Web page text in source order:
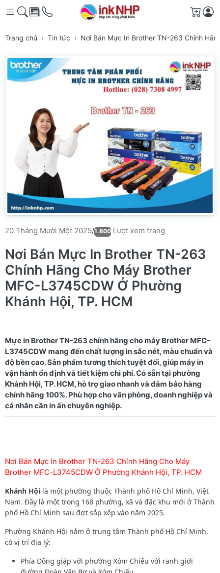
Giỏ
Trang chủ Tin tức Nơi Bán Mực In Brother TN-263 Chính
20 Tháng Mười Một 2025/1.800 Lượt xem trang
Nơi Bán Mực In Brother TN-263
Chính Hãng Cho Máy Brother
MFC-L3745CDW Ở Phường
Khánh Hội, TP. HCM
Mực in Brother TN-263 chính hãng cho máy Brother MFC-
L3745CDW mang đến chất lượng in sắc nét, màu chuẩn và
độ bền cao. Sản phẩm tương thích tuyệt đối, giúp máy in
vận hành ổn định và tiết kiệm chi phí. Có sẵn tại phường
Khánh Hội, TP. HCM, hỗ trợ giao nhanh và đảm bảo hàng
chính hãng 100%. Phù hợp cho văn phòng, doanh nghiệp và
Nơi Bán Mực In Brother TN-263 Chính Hãng Cho Máy
Brother MFC-L3745CDW Ở Phường Khánh Hội, TP. HCM
Khánh Hội là một phường thuộc Thành phố Hồ Chí Minh, Việt
Nam. Đây là một trong 168 phường, xã và đặc khu mới ở Thành
phố Hồ Chí Minh sau đợt sắp xếp vào năm 2025.
Phường Khánh Hội nằm ở trung tâm Thành phố Hồ Chí Minh,
có vị trí địa lý:
Phía Đông giáp với phường Xóm Chiếu với ranh giới